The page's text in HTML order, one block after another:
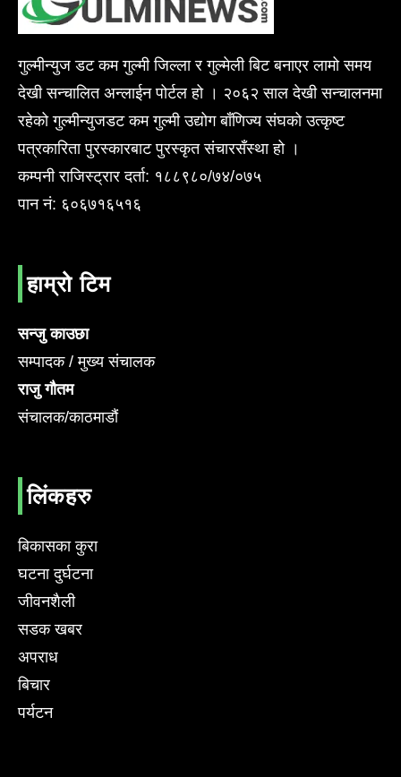
गुल्मीन्युज डट कम गुल्मी जिल्ला र गुल्मेली बिट बनाएर लामो समय
देखी सन्चालित अन्लाईन पोर्टल हो । २०६२ साल देखी सन्चालनमा
रहेको गुल्मीन्युजडट कम गुल्मी उद्योग बाँणिज्य संघको उत्कृष्ट
पत्रकारिता पुरस्कारबाट पुरस्कृत संचारसँस्था हो ।
कम्पनी राजिस्ट्रार दर्ता: १८८९८०/७४/०७५
पान नं: ६०६७१६५१६
हाम्रो टिम
सन्जु काउछा
सम्पादक / मुख्य संचालक
राजु गौतम
संचालक/काठमाडौं
लिंकहरु
बिकासका कुरा
घटना दुर्घटना
जीवनशैली
सडक खबर
अपराध
बिचार
पर्यटन